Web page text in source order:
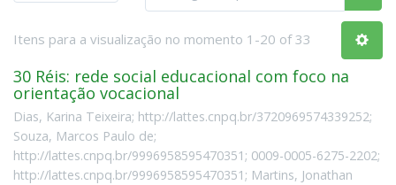
Itens para a visualização no momento 1-20 of 33
30 Réis: rede social educacional com foco na
orientação vocacional
Dias, Karina Teixeira; http://lattes.cnpq.br/3720969574339252;
Souza, Marcos Paulo de;
http://lattes.cnpq.br/9996958595470351; 0009-0005-6275-2202;
http://lattes.cnpq.br/9996958595470351; Martins, Jonathan